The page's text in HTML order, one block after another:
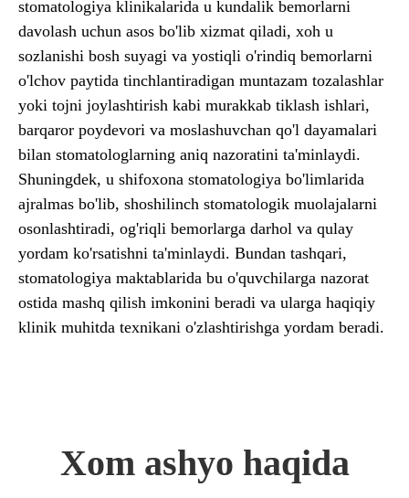
stomatologiya klinikalarida u kundalik bemorlarni
davolash uchun asos bo'lib xizmat qiladi, xoh u
sozlanishi bosh suyagi va yostiqli o'rindiq bemorlarni
o'lchov paytida tinchlantiradigan muntazam tozalashlar
yoki tojni joylashtirish kabi murakkab tiklash ishlari,
barqaror poydevori va moslashuvchan qo'l dayamalari
bilan stomatologlarning aniq nazoratini ta'minlaydi.
Shuningdek, u shifoxona stomatologiya bo'limlarida
ajralmas bo'lib, shoshilinch stomatologik muolajalarni
osonlashtiradi, og'riqli bemorlarga darhol va qulay
yordam ko'rsatishni ta'minlaydi. Bundan tashqari,
stomatologiya maktablarida bu o'quvchilarga nazorat
ostida mashq qilish imkonini beradi va ularga haqiqiy
klinik muhitda texnikani o'zlashtirishga yordam beradi.
Xom ashyo haqida